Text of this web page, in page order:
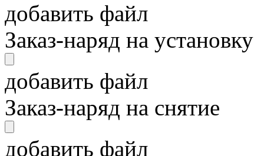
добавить файл
Заказ-наряд на установку
добавить файл
Заказ-наряд на снятие
добавить файл